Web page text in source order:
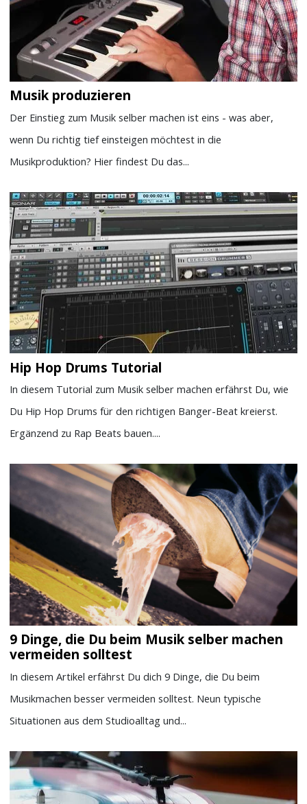
Musik produzieren
Der Einstieg zum Musik selber machen ist eins - was aber,
wenn Du richtig tief einsteigen möchtest in die
Musikproduktion? Hier findest Du das...
Hip Hop Drums Tutorial
In diesem Tutorial zum Musik selber machen erfährst Du, wie
Du Hip Hop Drums für den richtigen Banger-Beat kreierst.
Ergänzend zu Rap Beats bauen....
9 Dinge, die Du beim Musik selber machen
vermeiden solltest
In diesem Artikel erfährst Du dich 9 Dinge, die Du beim
Musikmachen besser vermeiden solltest. Neun typische
Situationen aus dem Studioalltag und...